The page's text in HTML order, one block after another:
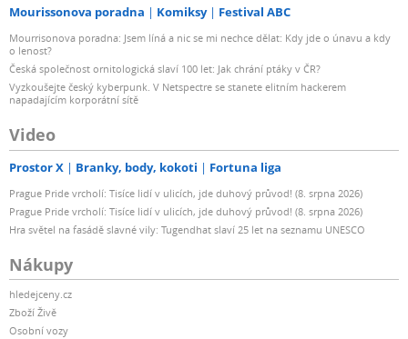
Mourissonova poradna Komiksy Festival ABC
Mourrisonova poradna: Jsem líná a nic se mi nechce dělat: Kdy jde o únavu a kdy
o lenost?
Česká společnost ornitologická slaví 100 let: Jak chrání ptáky v ČR?
Vyzkoušejte český kyberpunk. V Netspectre se stanete elitním hackerem
napadajícím korporátní sítě
Video
Prostor X Branky, body, kokoti Fortuna liga
Prague Pride vrcholí: Tisíce lidí v ulicích, jde duhový průvod! (8. srpna 2026)
Prague Pride vrcholí: Tisíce lidí v ulicích, jde duhový průvod! (8. srpna 2026)
Hra světel na fasádě slavné vily: Tugendhat slaví 25 let na seznamu UNESCO
Nákupy
hledejceny.cz
Zboží Živě
Osobní vozy